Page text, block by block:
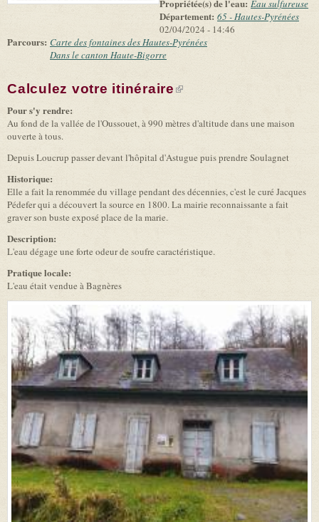
Propriétée(s) de l'eau: Eau sulfureuse
Département: 65 - Hautes-Pyrénées
02/04/2024 - 14:46
Parcours: Carte des fontaines des Hautes-Pyrénées
Dans le canton Haute-Bigorre
Calculez votre itinéraire(link is external)
Pour s'y rendre:
Au fond de la vallée de l'Oussouet, à 990 mètres d'altitude dans une maison
ouverte à tous.
Depuis Loucrup passer devant l'hôpital d'Astugue puis prendre Soulagnet
Historique:
Elle a fait la renommée du village pendant des décennies, c'est le curé Jacques
Pédefer qui a découvert la source en 1800. La mairie reconnaissante a fait
graver son buste exposé place de la marie.
Description:
L'eau dégage une forte odeur de soufre caractéristique.
Pratique locale:
L'eau était vendue à Bagnères